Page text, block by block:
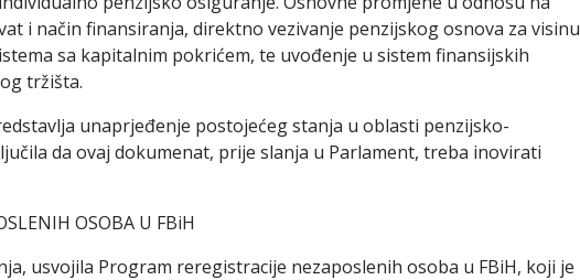
i način finansiranja, direktno vezivanje penzijskog osnova za visinu
sa kapitalnim pokrićem, te uvođenje u sistem finansijskih
tržišta.
unaprjeđenje postojećeg stanja u oblasti penzijsko-
da ovaj dokumenat, prije slanja u Parlament, treba inovirati
OSOBA U FBiH
usvojila Program reregistracije nezaposlenih osoba u FBiH, koji je